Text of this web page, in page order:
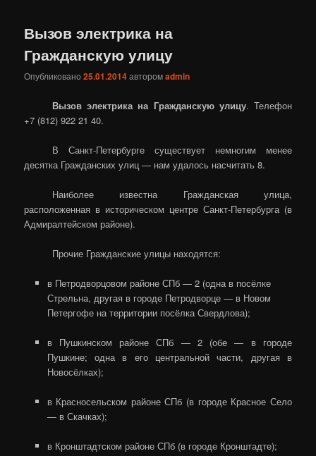
Вызов электрика на
Гражданскую улицу
Опубликовано25.01.2014авторомadmin
Вызов электрика на Гражданскую улицу. Телефон
+7 (812) 922 21 40.
В Санкт-Петербурге существует немногим менее
десятка Гражданских улиц — нам удалось насчитать 8.
Наиболее известна Гражданская улица,
расположенная в историческом центре Санкт-Петербурга (в
Адмиралтейском районе).
Прочие Гражданские улицы находятся:
в Петродворцовом районе СПб — 2 (одна в посёлке
Стрельна, другая в городе Петродворце — в Новом
Петергофе на территории посёлка Свердлова);
в Пушкинском районе СПб — 2 (обе — в городе
Пушкине; одна в его центральной части, другая в
Новосёлках);
в Красносельском районе СПб (в городе Красное Село
— в Скачках);
в Кронштадтском районе СПб (в городе Кронштадте);